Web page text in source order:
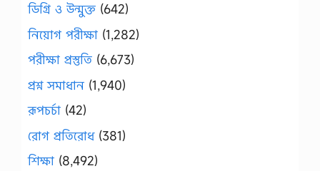
ডিগ্রি ও উন্মুক্ত (642)
নিয়োগ পরীক্ষা (1,282)
পরীক্ষা প্রস্তুতি (6,673)
প্রশ্ন সমাধান (1,940)
রূপচর্চা (42)
রোগ প্রতিরোধ(381)
শিক্ষা (8,492)